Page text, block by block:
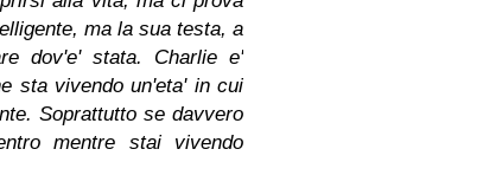
ma la sua testa, a
dov'e' stata. Charlie e'
sta vivendo un'eta' in cui
Soprattutto se davvero
mentre stai vivendo